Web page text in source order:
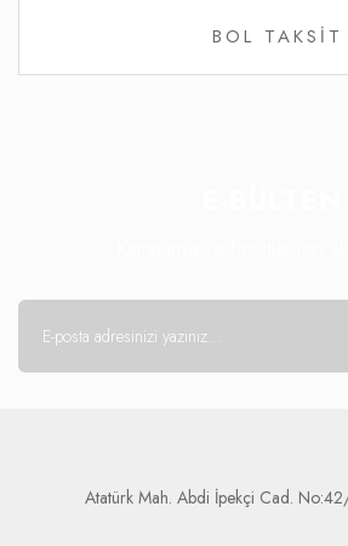
BOL TAKSİT
Atatürk Mah. Abdi İpekçi Cad.